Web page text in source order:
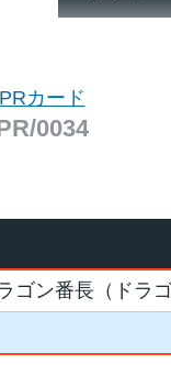
PRカード
0034
ゴン番長（ドラ